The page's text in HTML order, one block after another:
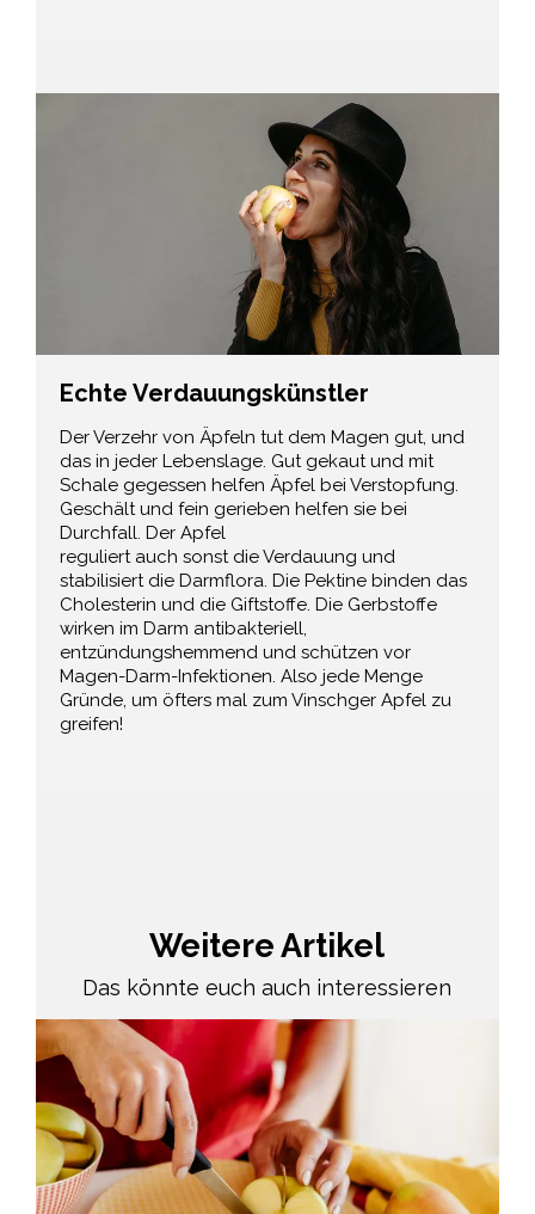
Echte Verdauungskünstler
Der Verzehr von Äpfeln tut dem Magen gut, und
das in jeder Lebenslage. Gut gekaut und mit
Schale gegessen helfen Äpfel bei Verstopfung.
Geschält und fein gerieben helfen sie bei
Durchfall. Der Apfel
reguliert auch sonst die Verdauung und
stabilisiert die Darmflora. Die Pektine binden das
Cholesterin und die Giftstoffe. Die Gerbstoffe
wirken im Darm antibakteriell,
entzündungshemmend und schützen vor
Magen-Darm-Infektionen. Also jede Menge
Gründe, um öfters mal zum Vinschger Apfel zu
greifen!
Weitere Artikel
Das könnte euch auch interessieren